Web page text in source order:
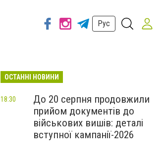
Рус
ОСТАННІ НОВИНИ
До 20 серпня продовжили
прийом документів до
військових вишів: деталі
вступної кампанії-2026
18:30